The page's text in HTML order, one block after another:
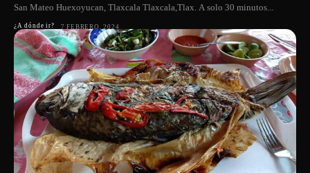
San Mateo Huexoyucan, Tlaxcala Tlaxcala,Tlax. A solo 30 minutos...
¿A dónde ir? 7 FEBRERO, 2024